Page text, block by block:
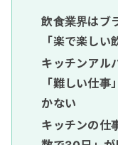
飲食業界はブ
「楽で楽しい
キッチンアル
「難しい仕
かない
キッチンの仕